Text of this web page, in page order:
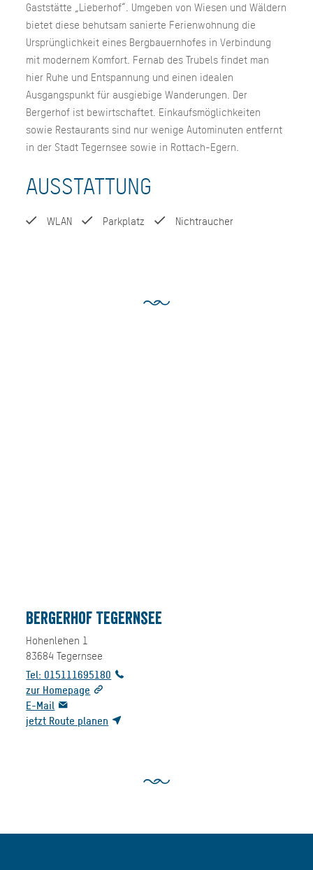
Gaststätte „Lieberhof“. Umgeben von Wiesen und Wäldern
bietet diese behutsam sanierte Ferienwohnung die
Ursprünglichkeit eines Bergbauernhofes in Verbindung
mit modernem Komfort. Fernab des Trubels findet man
hier Ruhe und Entspannung und einen idealen
Ausgangspunkt für ausgiebige Wanderungen. Der
Bergerhof ist bewirtschaftet. Einkaufsmöglichkeiten
sowie Restaurants sind nur wenige Autominuten entfernt
in der Stadt Tegernsee sowie in Rottach-Egern.
AUSSTATTUNG
WLAN Parkplatz Nichtraucher
Bergerhof Tegernsee
Hohenlehen 1
83684 Tegernsee
Tel: 015111695180
zur Homepage
E-Mail
jetzt Route planen